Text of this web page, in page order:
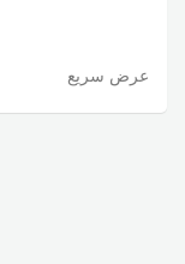
عرض سريع